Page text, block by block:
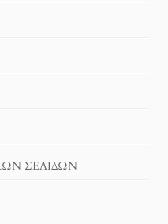
ΣΕΛΙΔΩΝ